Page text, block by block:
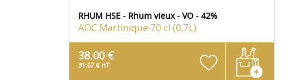
RHUM HSE - Rhum vieux - VO - 42%
AOC Martinique70 cl (0.7L)
38.00 €
31.67 € HT